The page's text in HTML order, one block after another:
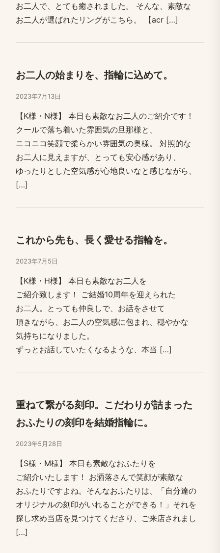
お二人で、​とても​癒されました。​ そんな、​素敵な​
お二人が​選ばれた​リングが​こちら。​ 【acr […​]
お二人の​始まりを、​指輪に​込めて。
2023年7月13日
【K様・N様】 本日も​素敵な​お二人の​ご紹介です！​
クールで​落ち着いた​雰囲気の​旦那様と、​
ニコニコ笑顔で​柔らかい​雰囲気の​奥様。​ 対照的な​
お二人に​見えますが、​とっても​安心感が​あり、​
ゆったりと​した​空気感が​心地良いなと​感じながら、​
[…​]
これから​先も、​長く​愛せる​指輪を。
2023年7月5日
【K様・H様】 本日も​素敵な​お二人を​
ご紹介致します！​ ご結婚​10周年を​迎えられた​
お二人。​とっても​仲良しで、​お話を​させて​
頂きながら、​お二人の​空気感に​包まれ、​穏やかな​
気持ちに​なりました。​
ずっとお話していたくなるような、​本当 […​]
重ねて​繋がる​刻印。​こだわりが​詰まった​
おふたりの​刻印を​結婚​指輪に。
2023年5月28日
【S様・M様】 本日も​素敵な​おふたりを​
ご紹介いたします！​ お洒落さんで笑​顔が​素敵な​
おふたりですよね。​そんな​おふたりは、​「自分達の​
オリジナルの​刻印が​いれる​ことができる！」​それを​
探し求め当店を​見つけてくださり、​ご来店されまし
[…​]